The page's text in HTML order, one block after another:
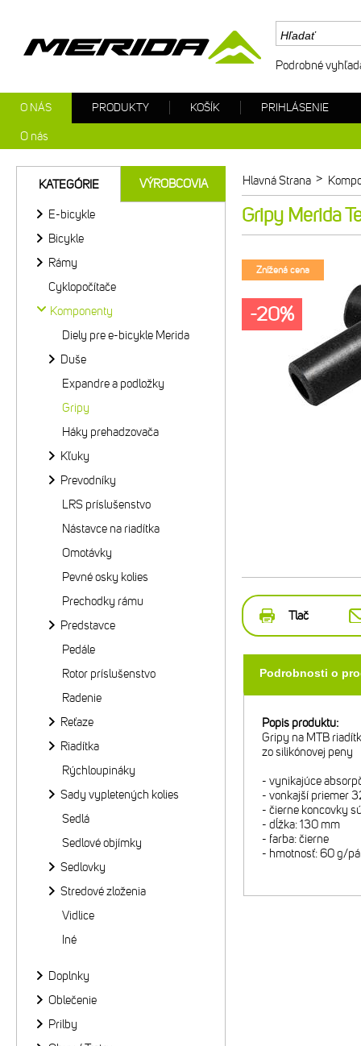
Hlavná Strana >
Gripy Merida
Znížená cena
-20%
Tlač
Podrobnosti o
Popis produktu:
Gripy na MTB
zo silikónovej peny
- vynikajúce
- vonkajší priemer
- čierne koncovky
- dĺžka: 130 mm
- farba: čierne
- hmotnosť: 60 g/
KATEGÓRIE VÝROBCOVIA
E-bicykle
Bicykle
Rámy
Cyklopočítače
Komponenty
Diely pre e-bicykle Merida
Duše
Expandre a podložky
Gripy
Háky prehadzovača
Kľuky
Prevodníky
LRS príslušenstvo
Nástavce na riadítka
Omotávky
Pevné osky kolies
Prechodky rámu
Predstavce
Pedále
Rotor príslušenstvo
Radenie
Reťaze
Riadítka
Rýchloupináky
Sady vypletených kolies
Sedlá
Sedlové objímky
Sedlovky
Stredové zloženia
Vidlice
Iné
Doplnky
Oblečenie
Prilby
Podrobné
O NÁS
O nás
PRODUKTY KOŠÍK PRIHLÁSENIE